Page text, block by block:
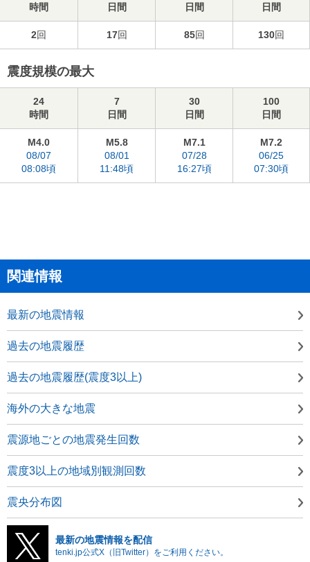
時間
日間
日間
日間
2回 17回 85回 130回
震度規模の最大
24
時間
7
日間
30
日間
100
日間
M4.0
08/07
08:08頃
M5.8
08/01
11:48頃
M7.1
07/28
16:27頃
M7.2
06/25
07:30頃
関連情報
最新の地震情報
過去の地震履歴
過去の地震履歴(震度3以上)
海外の大きな地震
震源地ごとの地震発生回数
震度3以上の地域別観測回数
震央分布図
最新の地震情報を配信
tenki.jp公式X（旧Twitter）をご利用ください。